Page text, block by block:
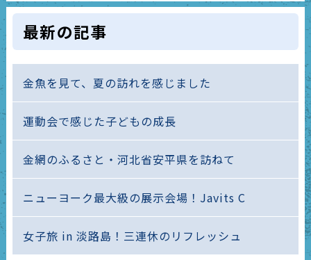
最新の記事
金魚を見て、夏の訪れを感じました
運動会で感じた子どもの成長
金網のふるさと・河北省安平県を訪ねて
ニューヨーク最大級の展示会場！Javits C
女子旅 in 淡路島！三連休のリフレッシュ